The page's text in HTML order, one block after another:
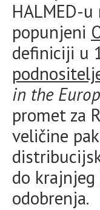
HALMED-
popunjeni
definiciji u
in the
promet za
veličine
do
odobrenja.